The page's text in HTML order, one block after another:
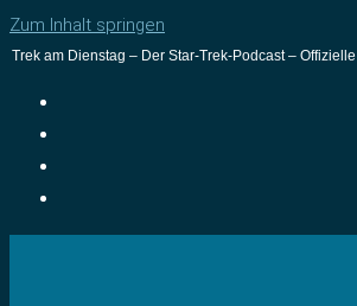
Zum Inhalt springen
Trek am Dienstag – Der Star-Trek-Podcast –